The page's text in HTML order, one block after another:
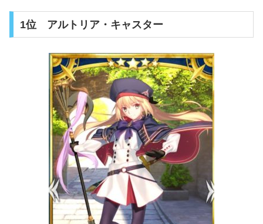
1位 アルトリア・キャスター